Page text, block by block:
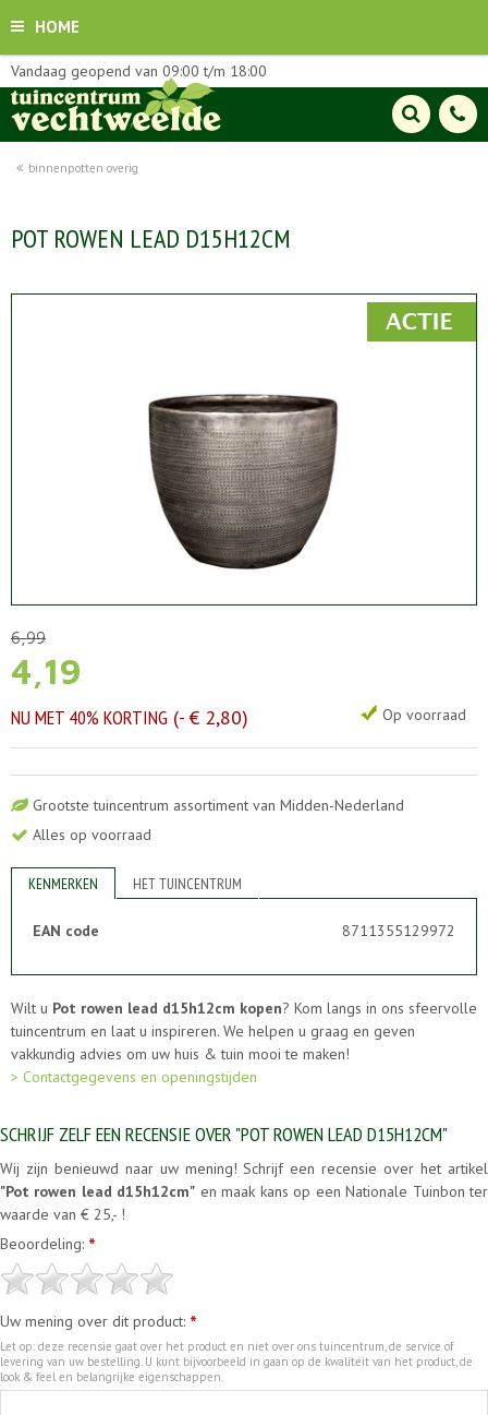
HOME
binnenpotten overig
Vandaag geopend van 09:00 t/m 18:00
POT ROWEN LEAD D15H12CM
6,99
4,19
NU MET 40% KORTING -€ 2,80 Op voorraad
Grootste tuincentrum assortiment van Midden-Nederland
Alles op voorraad
KENMERKEN HET TUINCENTRUM
EAN code 8711355129972
Wilt u Pot rowen lead d15h12cm kopen? Kom langs in ons sfeervolle
tuincentrum en laat u inspireren. We helpen u graag en geven
vakkundig advies om uw huis & tuin mooi te maken!
> Contactgegevens en openingstijden
SCHRIJF ZELF EEN RECENSIE OVER "POT ROWEN LEAD D15H12CM"
Wij zijn benieuwd naar uw mening! Schrijf een recensie over het artikel
"Pot rowen lead d15h12cm" en maak kans op een Nationale Tuinbon ter
waarde van € 25,- !
Beoordeling: *
Uw mening over dit product: *
Let op: deze recensie gaat over het product en niet over ons tuincentrum, de service of
levering van uw bestelling. U kunt bijvoorbeeld in gaan op de kwaliteit van het product, de
look & feel en belangrijke eigenschappen.